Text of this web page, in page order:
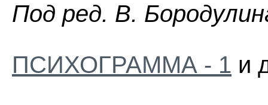
Пoд peд. B.
ПСИХОГРАММА - 1 и